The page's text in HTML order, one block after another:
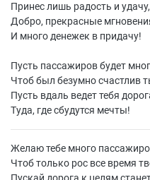
Принес лишь радость и удачу,
Добро, прекрасные
И много денежек в придачу!
Пусть пассажиров будет
Чтоб был безумно счастлив
Пусть вдаль ведет тебя
Туда, где сбудутся мечты!
Желаю тебе много
Чтоб только рос все время